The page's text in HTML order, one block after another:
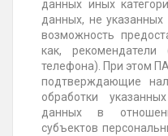
данных иных
данных, не
возможность
как,
телефона). При этом
подтверждающие
обработки
данных в
субъектов